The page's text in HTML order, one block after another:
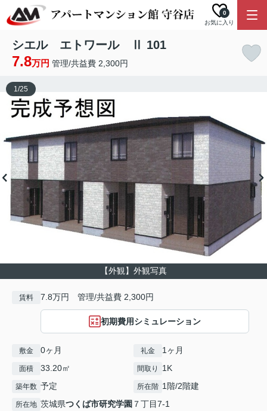
お気に入り
0
シエル エトワール Ⅱ 101
7.8万円 管理/共益費 2,300円
【外観】外観写真
1/25
賃料 7.8万円 管理/共益費 2,300円
初期費用シミュレーション
敷金 0ヶ月 礼金 1ヶ月
面積 33.20㎡ 間取り 1K
築年数 予定 所在階 1階/2階建
所在地 茨城県つくば市研究学園 ７丁目7-1